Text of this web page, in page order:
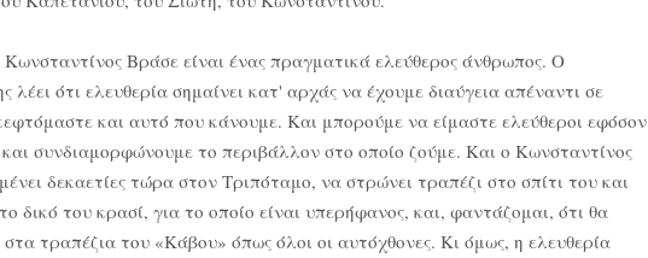
Βράσε είναι ένας πραγματικά ελεύθερος άνθρωπος. Ο
λέει ότι ελευθερία σημαίνει κατ' αρχάς να έχουμε διαύγεια απέναντι σε
και αυτό που κάνουμε. Και μπορούμε να είμαστε ελεύθεροι εφόσον
συνδιαμορφώνουμε το περιβάλλον στο οποίο ζούμε. Και ο Κωνσταντίνος
δεκαετίες τώρα στον Τριπόταμο, να στρώνει τραπέζι στο σπίτι του και
δικό του κρασί, για το οποίο είναι υπερήφανος, και, φαντάζομαι, ότι θα
στα τραπέζια του «Κάβου» όπως όλοι οι αυτόχθονες. Κι όμως, η ελευθερία